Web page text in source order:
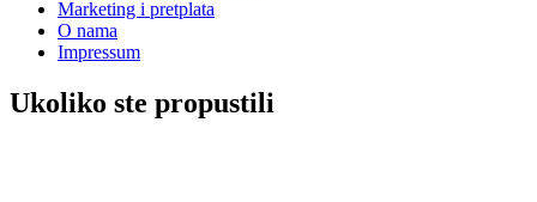
Marketing i pretplata
O nama
Impressum
Ukoliko ste propustili